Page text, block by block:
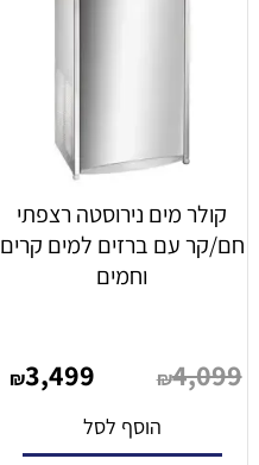
קולר מים נירוסטה רצפתי
חם/קר עם ברזים למים קרים
וחמים
₪4,099
₪3,499
הוסף לסל